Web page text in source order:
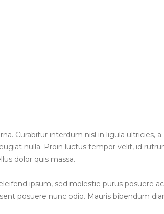
Curabitur interdum nisl in ligula ultricies, a
nulla. Proin luctus tempor velit, id
dolor quis massa.
ipsum, sed molestie purus posuere
posuere nunc odio. Mauris bibendum